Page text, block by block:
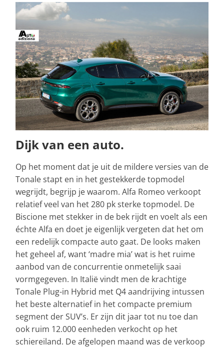
Dijk van een auto.
Op het moment dat je uit de mildere versies van de
Tonale stapt en in het gestekkerde topmodel
wegrijdt, begrijp je waarom. Alfa Romeo verkoopt
relatief veel van het 280 pk sterke topmodel. De
Biscione met stekker in de bek rijdt en voelt als een
échte Alfa en doet je eigenlijk vergeten dat het om
een redelijk compacte auto gaat. De looks maken
het geheel af, want ‘madre mia’ wat is het ruime
aanbod van de concurrentie onmetelijk saai
vormgegeven. In Italië vindt men de krachtige
Tonale Plug-in Hybrid met Q4 aandrijving intussen
het beste alternatief in het compacte premium
segment der SUV’s. Er zijn dit jaar tot nu toe dan
ook ruim 12.000 eenheden verkocht op het
schiereiland. De afgelopen maand was de verkoop